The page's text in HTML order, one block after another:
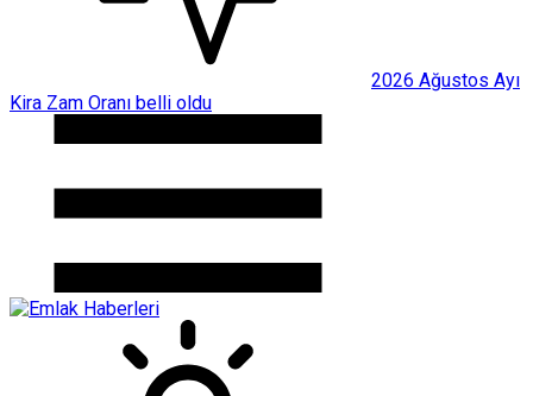
2026 Ağustos Ayı
Kira Zam Oranı belli oldu